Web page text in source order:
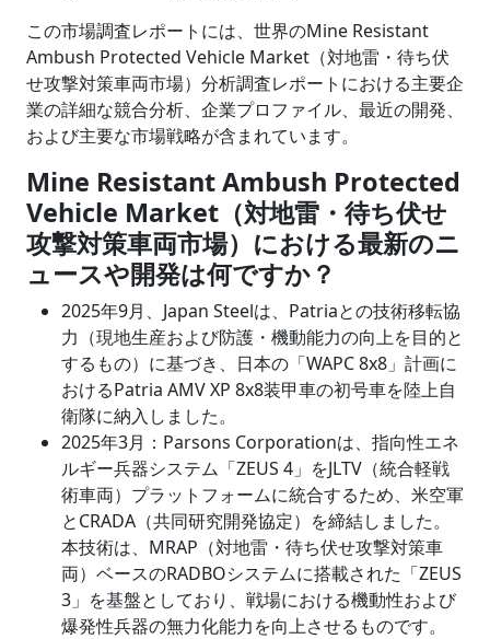
この市場調査レポートには、世界のMine Resistant
Ambush Protected Vehicle Market（対地雷・待ち伏
せ攻撃対策車両市場）分析調査レポートにおける主要企
業の詳細な競合分析、企業プロファイル、最近の開発、
および主要な市場戦略が含まれています。
Mine Resistant Ambush Protected
Vehicle Market（対地雷・待ち伏せ
攻撃対策車両市場）における最新のニ
ュースや開発は何ですか？
2025年9月、Japan Steelは、Patriaとの技術移転協
力（現地生産および防護・機動能力の向上を目的と
するもの）に基づき、日本の「WAPC 8x8」計画に
おけるPatria AMV XP 8x8装甲車の初号車を陸上自
衛隊に納入しました。
2025年3月：Parsons Corporationは、指向性エネ
ルギー兵器システム「ZEUS 4」をJLTV（統合軽戦
術車両）プラットフォームに統合するため、米空軍
とCRADA（共同研究開発協定）を締結しました。
本技術は、MRAP（対地雷・待ち伏せ攻撃対策車
両）ベースのRADBOシステムに搭載された「ZEUS
3」を基盤としており、戦場における機動性および
爆発性兵器の無力化能力を向上させるものです。